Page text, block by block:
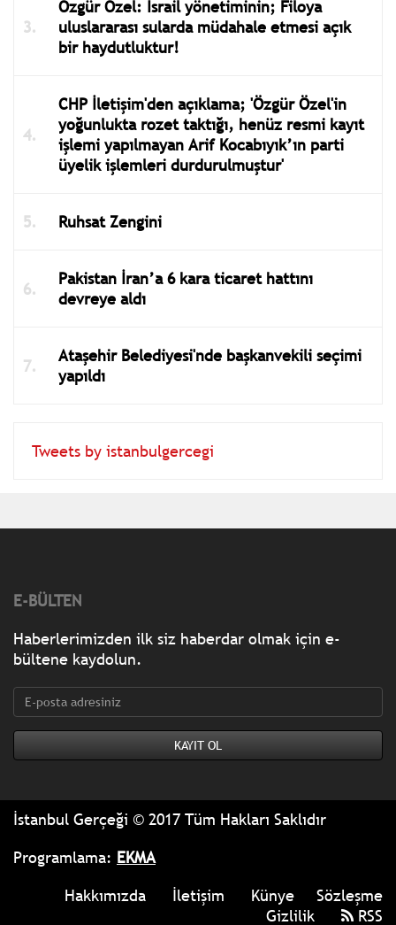
Özgür Özel: İsrail yönetiminin; Filoya
uluslararası sularda müdahale etmesi açık
bir haydutluktur!
CHP İletişim'den açıklama; 'Özgür Özel'in
yoğunlukta rozet taktığı, henüz resmi kayıt
işlemi yapılmayan Arif Kocabıyık’ın parti
üyelik işlemleri durdurulmuştur'
Ruhsat Zengini
Pakistan İran’a 6 kara ticaret hattını
devreye aldı
Ataşehir Belediyesi'nde başkanvekili seçimi
yapıldı
Tweets by istanbulgercegi
E-BÜLTEN
Haberlerimizden ilk siz haberdar olmak için e-
bültene kaydolun.
İstanbul Gerçeği © 2017 Tüm Hakları Saklıdır
Programlama: EKMA
Hakkımızda
İletişim Künye
Sözleşme
Gizlilik
RSS